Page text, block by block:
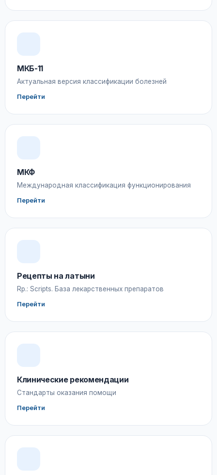
МКБ-11
Актуальная версия классификации болезней
Перейти
МКФ
Международная классификация функционирования
Перейти
Рецепты на латыни
Rp.: Scripts. База лекарственных препаратов
Перейти
Клинические рекомендации
Стандарты оказания помощи
Перейти